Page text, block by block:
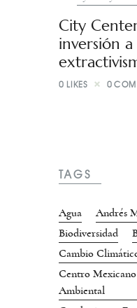
City
inversión
0 LIKES 0
TAGS
Agua
Andrés
Biodiversidad
Cambio
Centro
Ambiental